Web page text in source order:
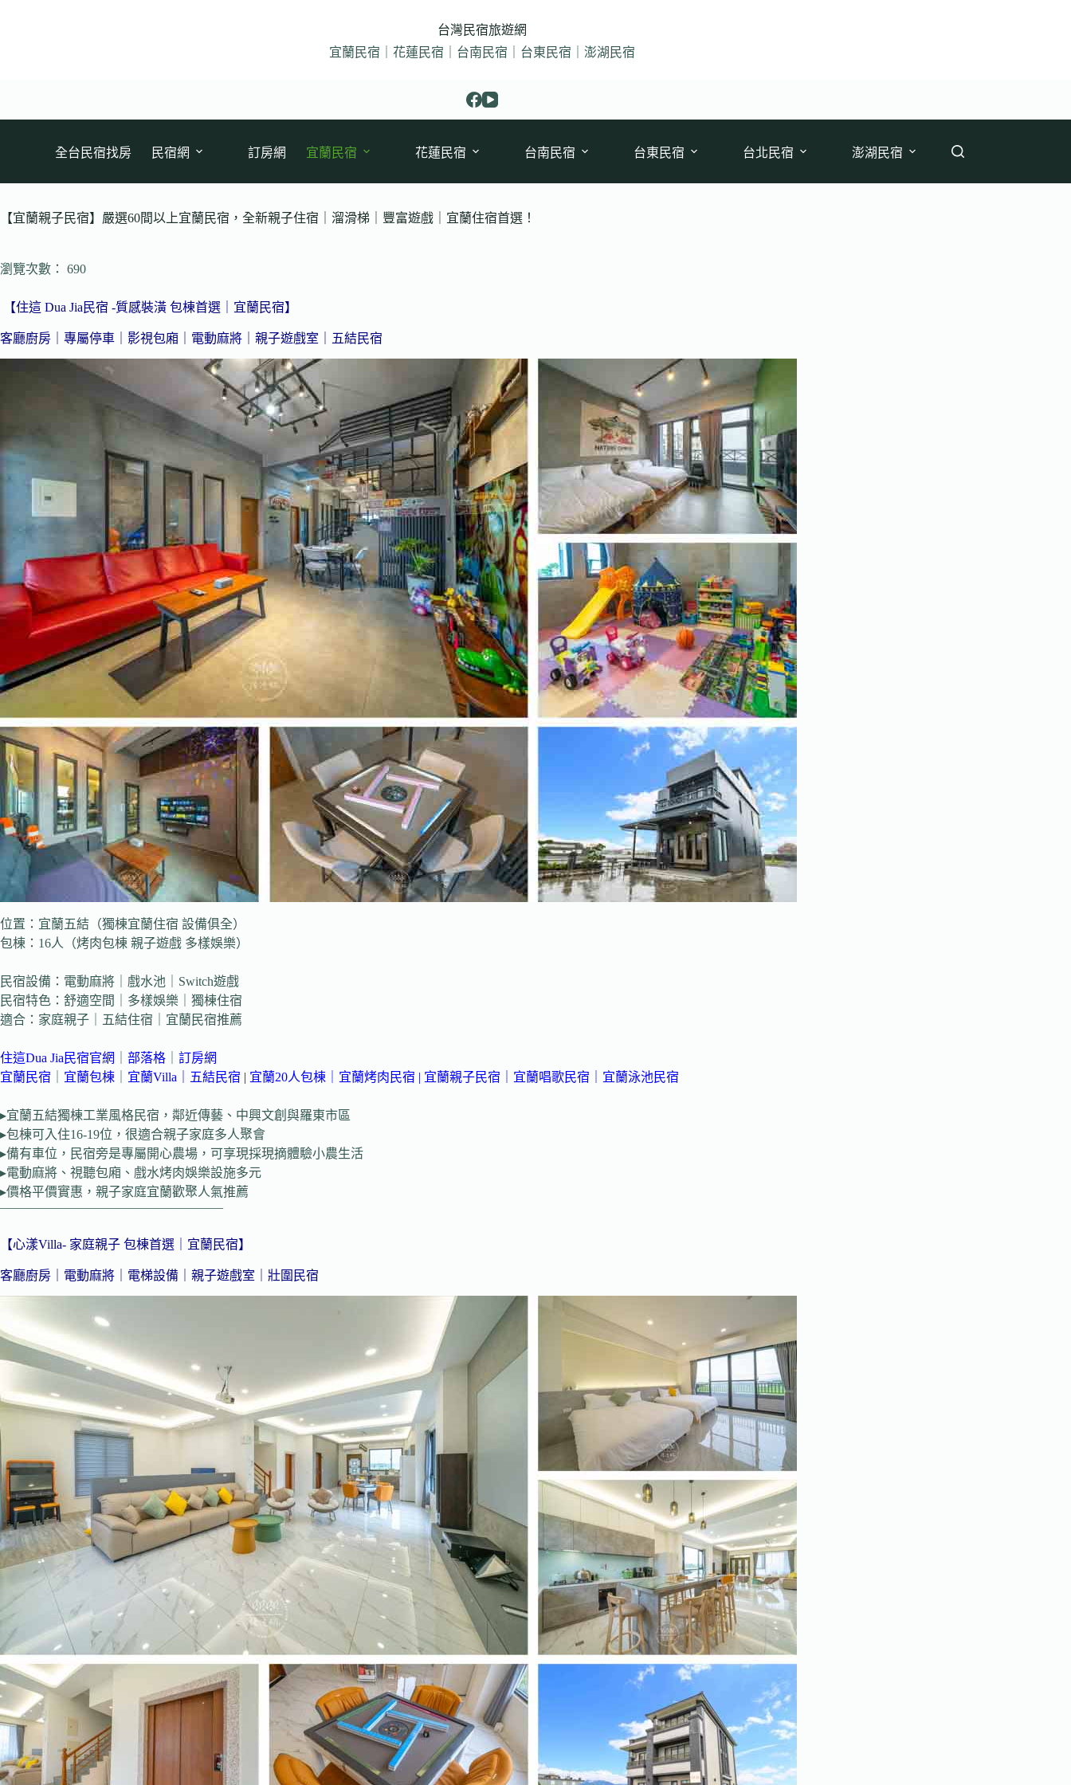
台灣民宿旅遊網
宜蘭民宿｜花蓮民宿｜台南民宿｜台東民宿｜澎湖民宿
全台民宿找房 民宿網 訂房網 宜蘭民宿 花蓮民宿 台南民宿 台東民宿 台北民宿 澎湖民宿
【宜蘭親子民宿】嚴選60間以上宜蘭民宿，全新親子住宿｜溜滑梯｜豐富遊戲｜宜蘭住宿首選！
瀏覽次數： 690
【住這 Dua Jia民宿 -質感裝潢 包棟首選｜宜蘭民宿】
客廳廚房｜專屬停車｜影視包廂｜電動麻將｜親子遊戲室｜五結民宿
位置：宜蘭五結（獨棟宜蘭住宿 設備俱全）
包棟：16人（烤肉包棟 親子遊戲 多樣娛樂）
民宿設備：電動麻將｜戲水池｜Switch遊戲
民宿特色：舒適空間｜多樣娛樂｜獨棟住宿
適合：家庭親子｜五結住宿｜宜蘭民宿推薦
住這Dua Jia民宿官網 部落格
訂房網
宜蘭民宿
宜蘭包棟 宜蘭Villa 五結民宿 | 宜蘭20人包棟 ｜宜蘭烤肉民宿 | 宜蘭親子民宿 宜蘭唱歌民宿 ｜宜蘭泳池民宿
▸宜蘭五結獨棟工業風格民宿，鄰近傳藝、中興文創與羅東市區
▸包棟可入住16-19位，很適合親子家庭多人聚會
▸備有車位，民宿旁是專屬開心農場，可享現採現摘體驗小農生活
▸電動麻將、視聽包廂、戲水烤肉娛樂設施多元
▸價格平價實惠，親子家庭宜蘭歡聚人氣推薦
—————————————————–
【心漾Villa- 家庭親子 包棟首選｜宜蘭民宿】
客廳廚房｜電動麻將｜電梯設備｜親子遊戲室｜壯圍民宿